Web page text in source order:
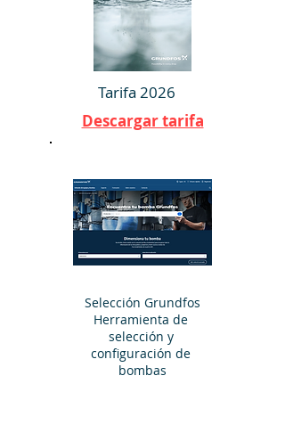
Tarifa 2026
Descargar tarifa
Selección Grundfos
Herramienta de
selección y
configuración de
bombas